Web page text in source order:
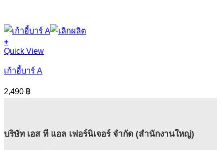
+
Quick View
เก้าอี้บาร์ A
2,490 ฿
บริษัท เอส ที แอล เฟอร์นิเจอร์ จำกัด (สำนักงานใหญ่)